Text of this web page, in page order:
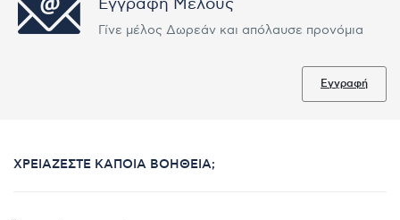
Εγγραφή Μέλους
Γίνε μέλος Δωρεάν και απόλαυσε προνόμια
Εγγραφή
ΧΡΕΙΆΖΕΣΤΕ ΚΆΠΟΙΑ ΒΟΉΘΕΙΑ;